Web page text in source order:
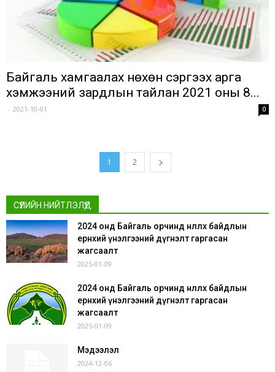
Байгаль хамгаалах нөхөн сэргээх арга
хэмжээний зардлын тайлан 2021 оны 8...
- 2021-10-01 0
1 2
СҮҮЛИЙН НИЙТЛЭЛҮҮД
2024 онд Байгаль орчинд нөлөөлөх байдлын
ерөнхий үнэлгээний дүгнэлт гаргасан
жагсаалт
2025-01-09
2024 онд Байгаль орчинд нөлөөлөх байдлын
ерөнхий үнэлгээний дүгнэлт гаргасан
жагсаалт
2025-01-09
Мэдээлэл
2024-12-06